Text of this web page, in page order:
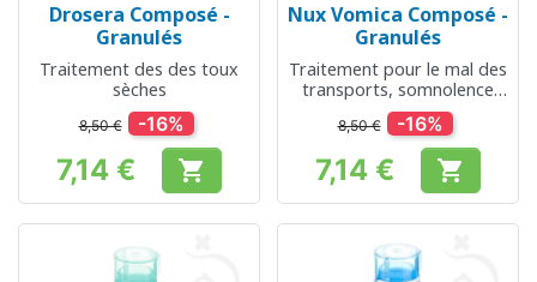
Drosera Composé -
Granulés
Traitement des des toux
sèches
8,50 € -16%
Prix
7,14 € 
Nux Vomica Composé -
Granulés
Traitement pour le mal des
transports, somnolence
après les repas, troubles
digestifs
8,50 € -16%
Prix
7,14 € 